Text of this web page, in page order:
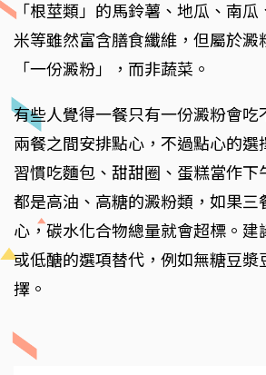
「根莖類」的馬鈴薯、地瓜、南瓜
米等雖然富含膳食纖維，但屬於澱
「一份澱粉」，而非蔬菜。
有些人覺得一餐只有一份澱粉會吃
兩餐之間安排點心，不過點心的選
習慣吃麵包、甜甜圈、蛋糕當作下
都是高油、高糖的澱粉類，如果三
心，碳水化合物總量就會超標。建
或低醣的選項替代，例如無糖豆漿
擇。